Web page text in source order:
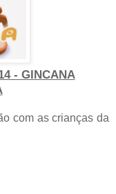
- GINCANA
com as crianças da